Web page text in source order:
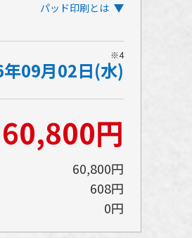
パッド印刷とは
ッドをアイテムに押
れいに印刷すること
薄く、乾燥時間が少
向いています。
※4
09月02日(水)
60,800円
60,800円
608円
0円